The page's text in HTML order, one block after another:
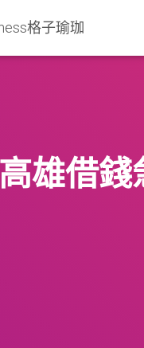
格子瑜珈
高雄借錢